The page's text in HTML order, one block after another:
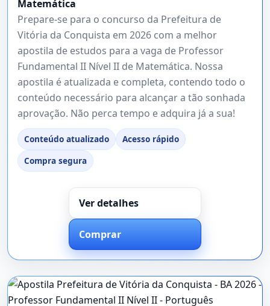
Matemática
Prepare-se para o concurso da Prefeitura de
Vitória da Conquista em 2026 com a melhor
apostila de estudos para a vaga de Professor
Fundamental II Nível II de Matemática. Nossa
apostila é atualizada e completa, contendo todo o
conteúdo necessário para alcançar a tão sonhada
aprovação. Não perca tempo e adquira já a sua!
Conteúdo atualizado
Acesso rápido
Compra segura
Ver detalhes
Comprar